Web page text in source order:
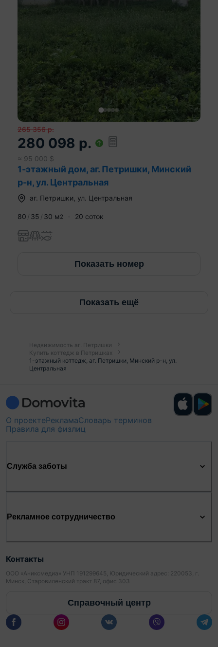
265 356 р.
280 098 р.
≈ 95 000 $
1-этажный дом, аг. Петришки, Минский
р-н, ул. Центральная
аг. Петришки ул. Центральная
80 35 30 м2 20 соток
Показать номер
Показать ещё
Недвижимость аг. Петришки
Купить коттедж в Петришках
1-этажный коттедж, аг. Петришки, Минский р-н, ул.
Центральная
О проектеРекламаСловарь терминов
Правила для физлиц
Служба заботы
Рекламное сотрудничество
Контакты
ООО «Аниксмедиа» УНП 191299645, Юридический адрес: 220053, г.
Минск, Старовиленский тракт 87, офис 303
Справочный центр